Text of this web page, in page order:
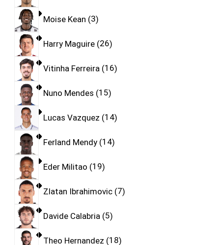
Moise Kean 3
Harry Maguire 26
Vitinha Ferreira 16
Nuno Mendes 15
Lucas Vazquez 14
Ferland Mendy 14
Eder Militao 19
Zlatan Ibrahimovic 7
Davide Calabria 5
Theo Hernandez 18